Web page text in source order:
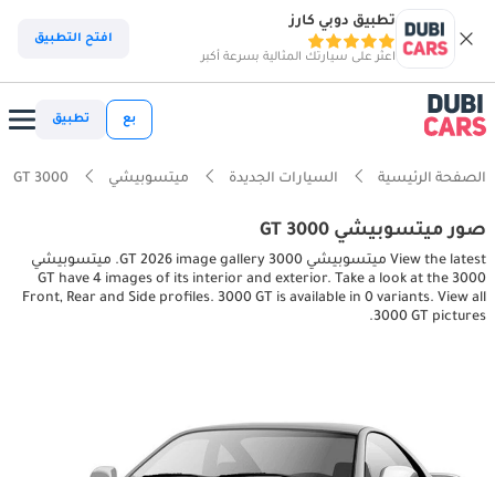
تطبيق دوبي كارز
اعثر على سيارتك المثالية بسرعة أكبر
افتح التطبيق
بع تطبيق
الصفحة الرئيسية السيارات الجديدة ميتسوبيشي 3000 GT
صور ميتسوبيشي 3000 GT
View the latest ميتسوبيشي 3000 GT 2026 image gallery. ميتسوبيشي
3000 GT have 4 images of its interior and exterior. Take a look at the
Front, Rear and Side profiles. 3000 GT is available in 0 variants. View all
3000 GT pictures.